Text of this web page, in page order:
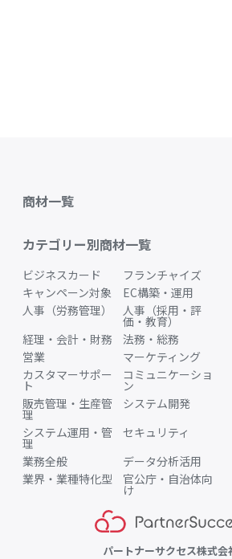
商材一覧
カテゴリー別商材一覧
ビジネスカード
フランチャイズ
キャンペーン対象
EC構築・運用
人事（労務管理）
人事（採用・評
価・教育）
経理・会計・財務
法務・総務
営業
マーケティング
カスタマーサポー
ト
コミュニケーショ
ン
販売管理・生産管
理
システム開発
システム運用・管
理
セキュリティ
業務全般
データ分析活用
業界・業種特化型
官公庁・自治体向
け
パートナーサクセス株式会